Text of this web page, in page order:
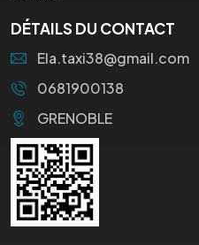
DÉTAILS DU CONTACT
Ela.taxi38@gmail.com
0681900138
GRENOBLE